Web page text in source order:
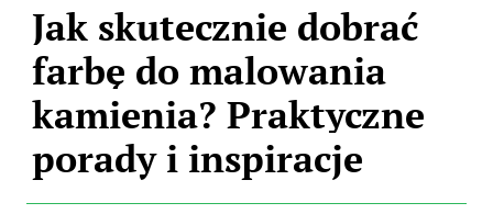
Jak skutecznie dobrać
farbę do malowania
kamienia? Praktyczne
porady i inspiracje